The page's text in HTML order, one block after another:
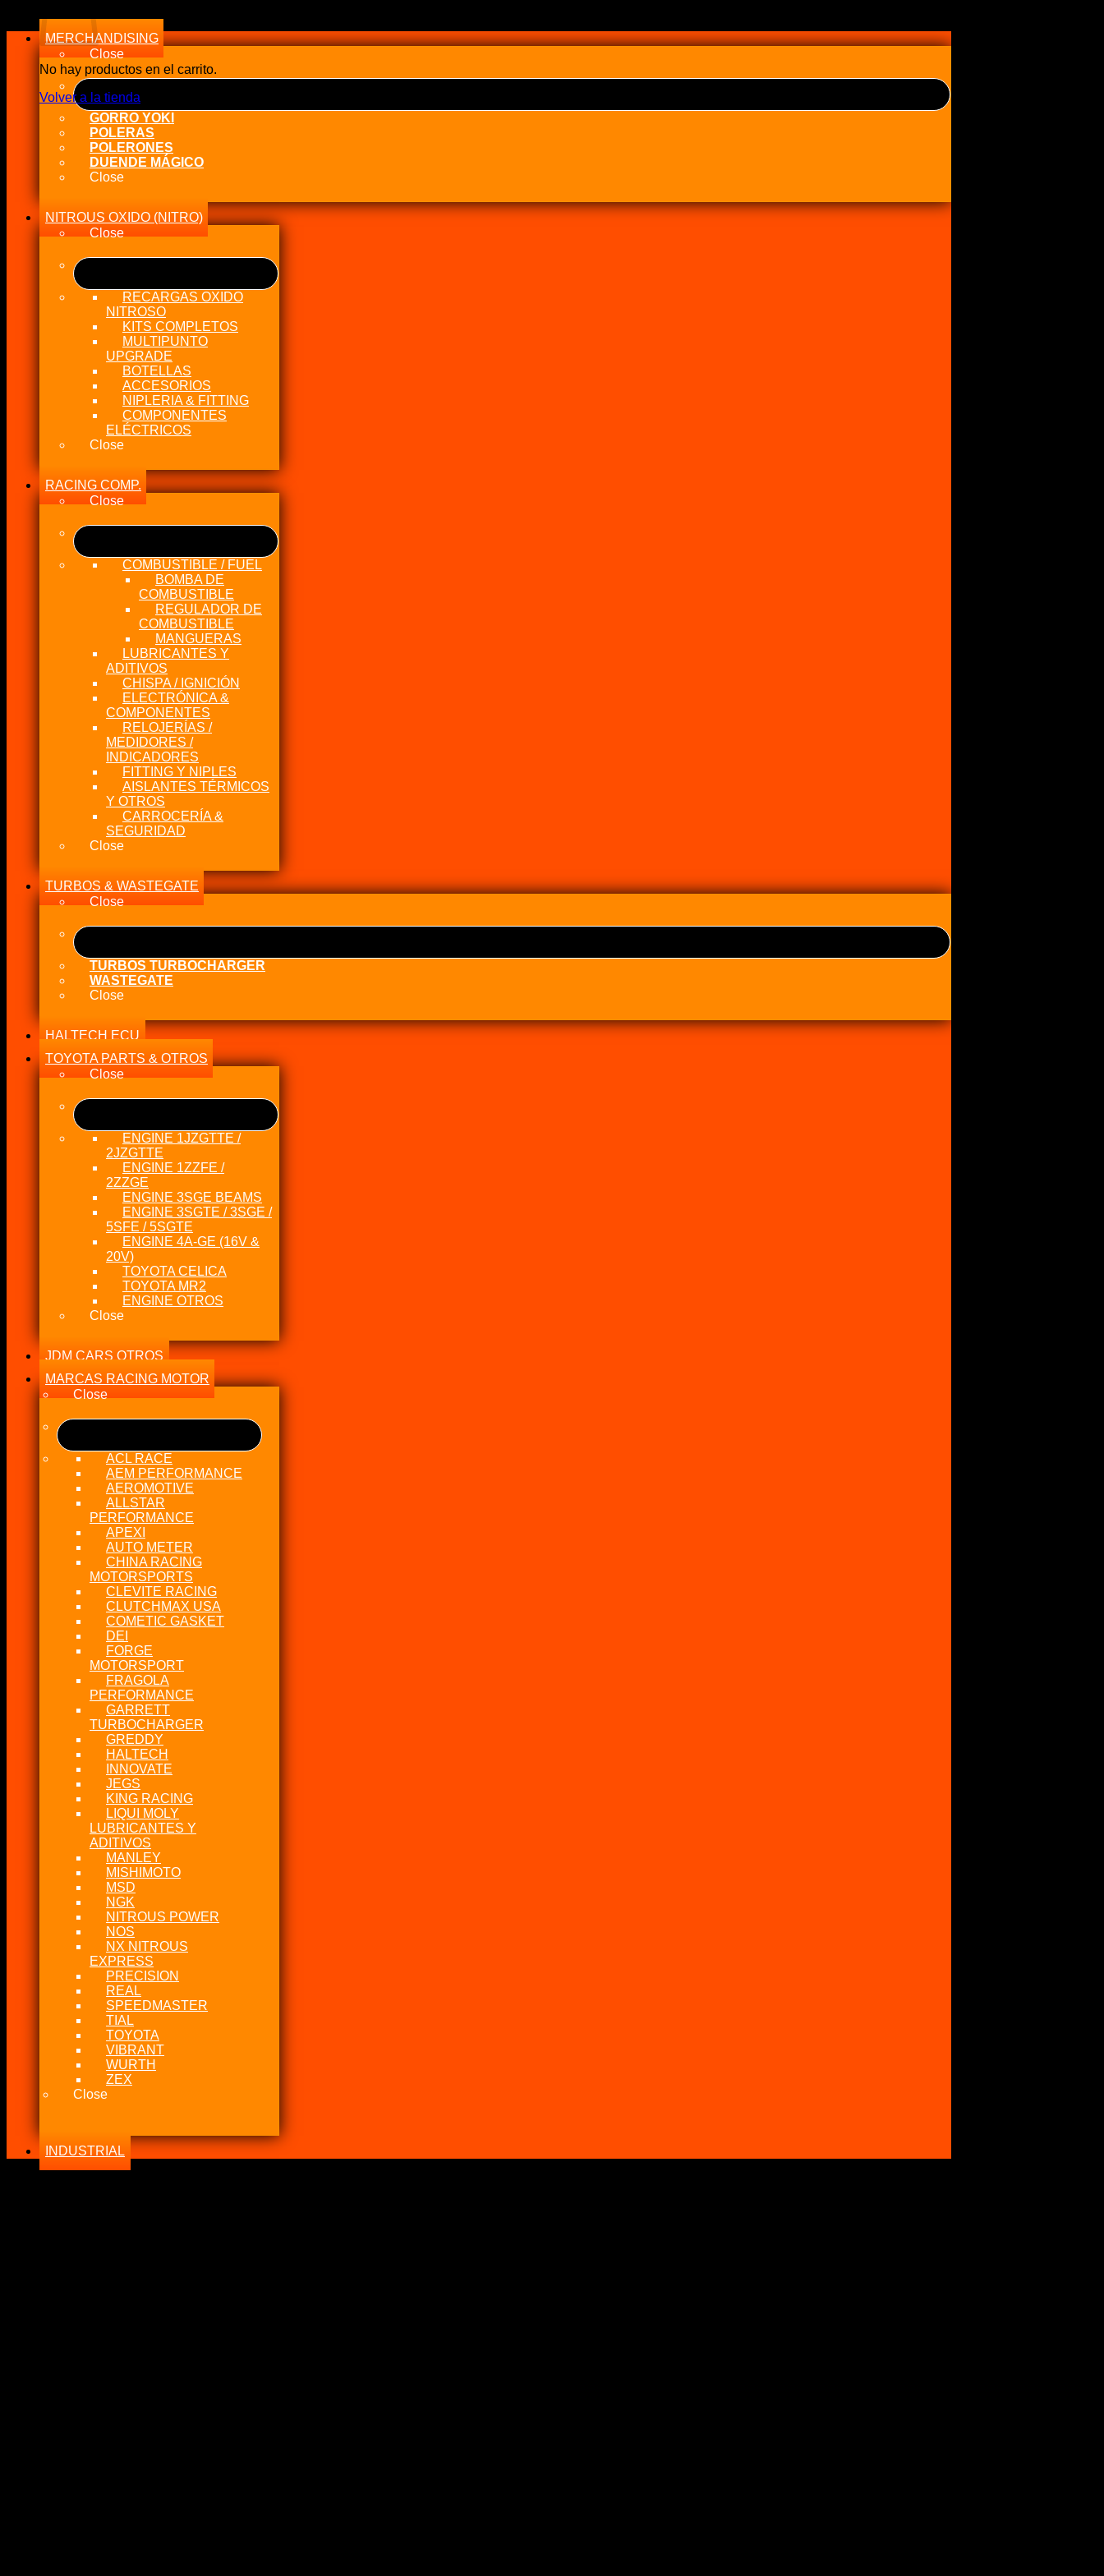
No hay productos en el carrito.
Volver a la tienda
MERCHANDISING
Close
GORRO YOKI
POLERAS
POLERONES
DUENDE MÁGICO
Close
NITROUS OXIDO (NITRO)
Close
RECARGAS OXIDO
NITROSO
KITS COMPLETOS
MULTIPUNTO
UPGRADE
BOTELLAS
ACCESORIOS
NIPLERIA & FITTING
COMPONENTES
ELÉCTRICOS
Close
RACING COMP.
Close
COMBUSTIBLE / FUEL
BOMBA DE
COMBUSTIBLE
REGULADOR DE
COMBUSTIBLE
MANGUERAS
LUBRICANTES Y
ADITIVOS
CHISPA / IGNICIÓN
ELECTRÓNICA &
COMPONENTES
RELOJERÍAS /
MEDIDORES /
INDICADORES
FITTING Y NIPLES
AISLANTES TÉRMICOS
Y OTROS
CARROCERÍA &
SEGURIDAD
Close
TURBOS & WASTEGATE
Close
TURBOS TURBOCHARGER
WASTEGATE
Close
HALTECH ECU
TOYOTA PARTS & OTROS
Close
ENGINE 1JZGTTE /
2JZGTTE
ENGINE 1ZZFE /
2ZZGE
ENGINE 3SGE BEAMS
ENGINE 3SGTE / 3SGE /
5SFE / 5SGTE
ENGINE 4A-GE (16V &
20V)
TOYOTA CELICA
TOYOTA MR2
ENGINE OTROS
Close
JDM CARS OTROS
MARCAS RACING MOTOR
Close
ACL RACE
AEM PERFORMANCE
AEROMOTIVE
ALLSTAR
PERFORMANCE
APEXI
AUTO METER
CHINA RACING
MOTORSPORTS
CLEVITE RACING
CLUTCHMAX USA
COMETIC GASKET
DEI
FORGE
MOTORSPORT
FRAGOLA
PERFORMANCE
GARRETT
TURBOCHARGER
GREDDY
HALTECH
INNOVATE
JEGS
KING RACING
LIQUI MOLY
LUBRICANTES Y
ADITIVOS
MANLEY
MISHIMOTO
MSD
NGK
NITROUS POWER
NOS
NX NITROUS
EXPRESS
PRECISION
REAL
SPEEDMASTER
TIAL
TOYOTA
VIBRANT
WURTH
ZEX
Close
INDUSTRIAL